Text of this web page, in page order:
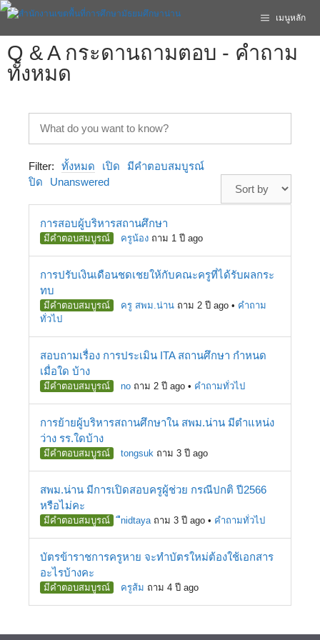
เมนูหลัก
Q & A กระดานถามตอบ - คำถาม
ทั้งหมด
Filter: ทั้งหมด เปิด
มีคำตอบสมบูรณ์
ปิด
Unanswered
การสอบผู้บริหารสถานศึกษา
มีคำตอบสมบูรณ์ ครูน้อง ถาม 1 ปี ago
การปรับเงินเดือนชดเชยให้กับคณะครูที่ได้รับผลกระ
ทบ
มีคำตอบสมบูรณ์ ครู สพม.น่าน ถาม 2 ปี ago • คำถาม
ทั่วไป
สอบถามเรื่อง การประเมิน ITA สถานศึกษา กำหนด
เมื่อใด บ้าง
มีคำตอบสมบูรณ์ no ถาม 2 ปี ago • คำถามทั่วไป
การย้ายผู้บริหารสถานศึกษาใน สพม.น่าน มีตำแหน่ง
ว่าง รร.ใดบ้าง
มีคำตอบสมบูรณ์ tongsuk ถาม 3 ปี ago
สพม.น่าน มีการเปิดสอบครูผู้ช่วย กรณีปกติ ปี2566
หรือไม่คะ
มีคำตอบสมบูรณ์ ืnidtayaถาม 3 ปี ago • คำถามทั่วไป
บัตรข้าราชการครูหาย จะทำบัตรใหม่ต้องใช้เอกสาร
อะไรบ้างคะ
มีคำตอบสมบูรณ์ ครูส้ม ถาม 4 ปี ago